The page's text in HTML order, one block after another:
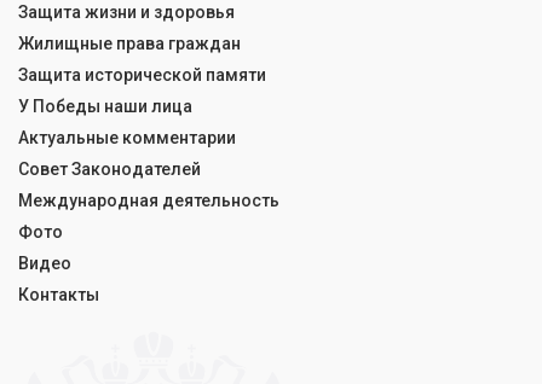
Защита жизни и здоровья
Жилищные права граждан
Защита исторической памяти
У Победы наши лица
Актуальные комментарии
Совет Законодателей
Международная деятельность
Фото
Видео
Контакты